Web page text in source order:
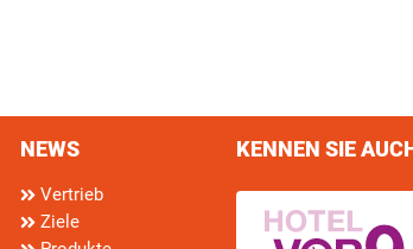
NEWS
Vertrieb
Ziele
KENNEN SIE